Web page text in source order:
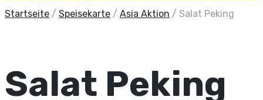
Startseite / Speisekarte / Asia Aktion / Salat Peking
Salat Peking